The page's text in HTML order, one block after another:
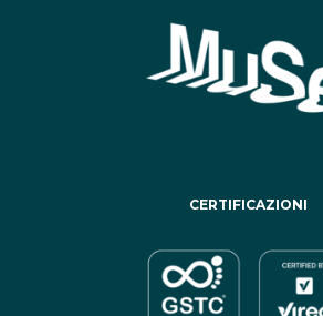
CERTIFICAZIONI